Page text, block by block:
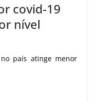
covid-19
nível
país atinge menor